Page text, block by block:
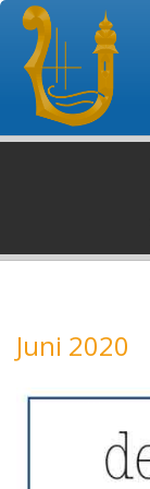
Juni 2020